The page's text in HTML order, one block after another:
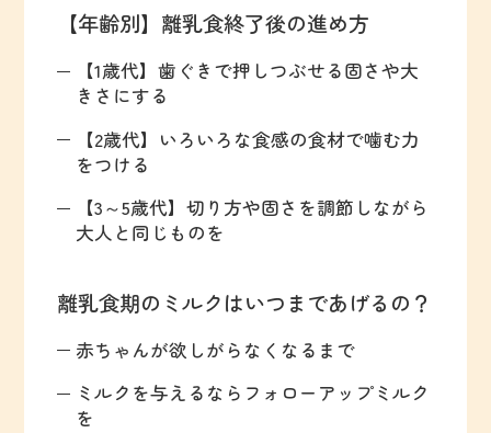
【年齢別】離乳食終了後の進め方
【1歳代】歯ぐきで押しつぶせる固さや大
きさにする
【2歳代】いろいろな食感の食材で噛む力
をつける
【3～5歳代】切り方や固さを調節しながら
大人と同じものを
離乳食期のミルクはいつまであげるの？
赤ちゃんが欲しがらなくなるまで
ミルクを与えるならフォローアップミルク
を